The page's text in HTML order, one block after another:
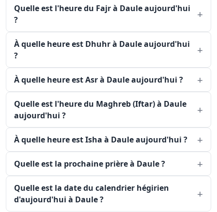
Quelle est l'heure du Fajr à Daule aujourd'hui
?
À quelle heure est Dhuhr à Daule aujourd'hui
?
À quelle heure est Asr à Daule aujourd'hui ?
Quelle est l'heure du Maghreb (Iftar) à Daule
aujourd'hui ?
À quelle heure est Isha à Daule aujourd'hui ?
Quelle est la prochaine prière à Daule ?
Quelle est la date du calendrier hégirien
d'aujourd'hui à Daule ?